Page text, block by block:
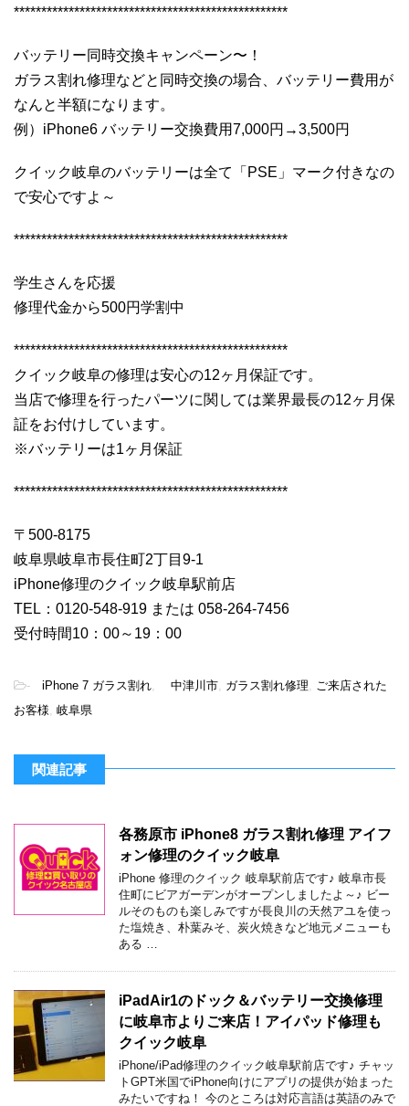
**************************************************
バッテリー同時交換キャンペーン〜！
ガラス割れ修理などと同時交換の場合、バッテリー費用が
なんと半額になります。
例）iPhone6 バッテリー交換費用7,000円→3,500円
クイック岐阜のバッテリーは全て「PSE」マーク付きなの
で安心ですよ～
**************************************************
学生さんを応援
修理代金から500円学割中
**************************************************
クイック岐阜の修理は安心の12ヶ月保証です。
当店で修理を行ったパーツに関しては業界最長の12ヶ月保
証をお付けしています。
※バッテリーは1ヶ月保証
**************************************************
〒500-8175
岐阜県岐阜市長住町2丁目9-1
iPhone修理のクイック岐阜駅前店
TEL：0120-548-919 または 058-264-7456
受付時間10：00～19：00
- iPhone 7 ガラス割れ 中津川市 ガラス割れ修理
ご来店された
お客様 岐阜県
関連記事
各務原市 iPhone8 ガラス割れ修理 アイフ
ォン修理のクイック岐阜
iPhone 修理のクイック 岐阜駅前店です♪ 岐阜市長
住町にビアガーデンがオープンしましたよ～♪ ビー
ルそのものも楽しみですが長良川の天然アユを使っ
た塩焼き、朴葉みそ、炭火焼きなど地元メニューも
ある …
iPadAir1のドック＆バッテリー交換修理
に岐阜市よりご来店！アイパッド修理も
クイック岐阜
iPhone/iPad修理のクイック岐阜駅前店です♪ チャッ
トGPT米国でiPhone向けにアプリの提供が始まった
みたいですね！ 今のところは対応言語は英語のみで